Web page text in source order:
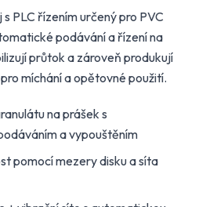
PLC řízením určený pro PVC
podávání a řízení na
průtok a zároveň produkují
míchání a opětovné použití.
na prášek s
a vypouštěním
pomocí mezery disku a síta